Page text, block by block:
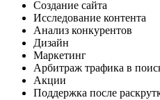
Создание сайта
Исследование контента
Анализ конкурентов
Дизайн
Маркетинг
Арбитраж трафика в
Акции
Поддержка после